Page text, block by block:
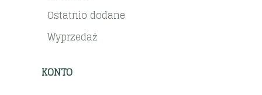
Ostatnio dodane
Wyprzedaż
KONTO